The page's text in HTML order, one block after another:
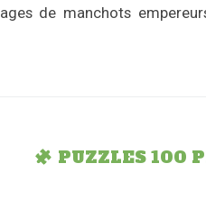
de manchots
PUZZLES 100